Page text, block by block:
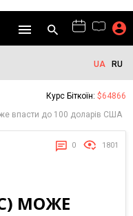
UA RU
Курс Біткоїн: $64866
впасти до 100 доларів США
0 1801
МОЖЕ